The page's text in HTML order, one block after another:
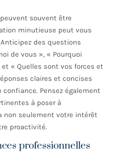
peuvent souvent être
minutieuse peut vous
des questions
de vous », « Pourquoi
« Quelles sont vos forces et
claires et concises
Pensez également
à poser à
non seulement votre intérêt
proactivité.
professionnelles